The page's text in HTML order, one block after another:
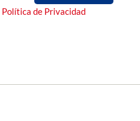
Política de Privacidad